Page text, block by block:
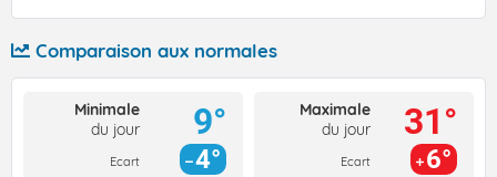
Comparaison aux normales
Minimale
du jour
Ecart
9°
4°
Maximale
du jour
Ecart
31°
6°